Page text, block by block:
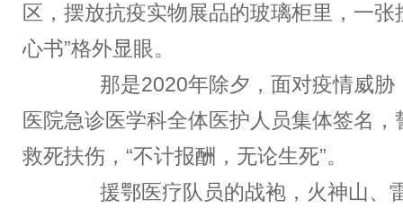
区，摆放抗疫实物展品的玻璃柜里，一张
心书”格外显眼。
那是2020年除夕，面对疫情威胁
医院急诊医学科全体医护人员集体签名
救死扶伤，“不计报酬，无论生死”。
援鄂医疗队员的战袍，火神山、